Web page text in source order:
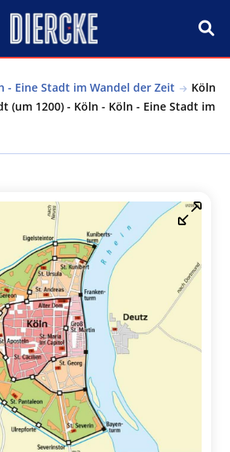
- Eine Stadt im Wandel der Zeit
Köln
(um 1200) - Köln - Köln - Eine Stadt im